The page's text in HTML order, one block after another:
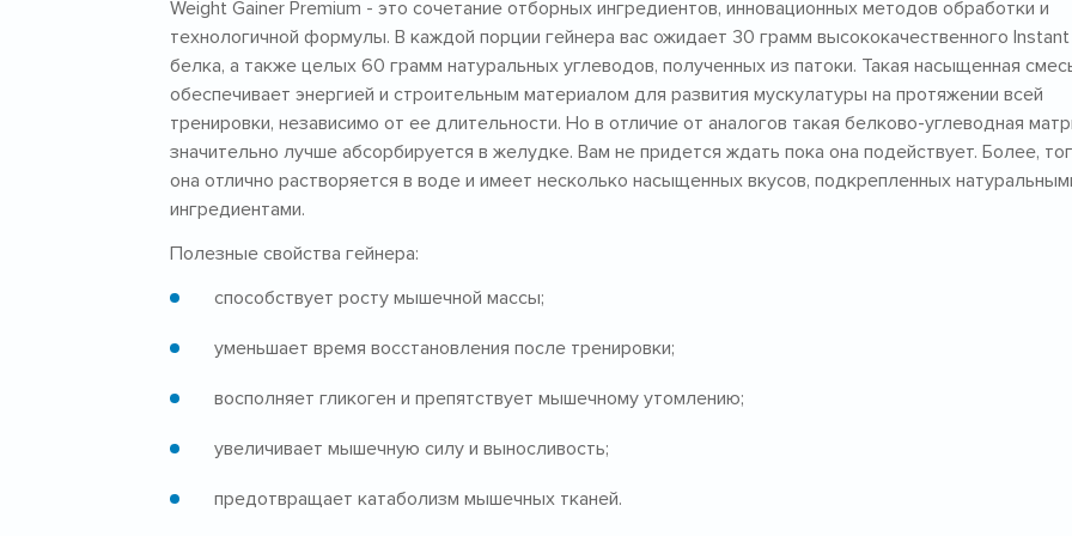
Weight Gainer Premium - это сочетание отборных ингредиентов, инновационных методов обработки и
технологичной формулы. В каждой порции гейнера вас ожидает 30 грамм высококачественного Instant
белка, а также целых 60 грамм натуральных углеводов, полученных из патоки. Такая насыщенная
обеспечивает энергией и строительным материалом для развития мускулатуры на протяжении всей
тренировки, независимо от ее длительности. Но в отличие от аналогов такая белково-углеводная
значительно лучше абсорбируется в желудке. Вам не придется ждать пока она подействует. Более,
она отлично растворяется в воде и имеет несколько насыщенных вкусов, подкрепленных
ингредиентами.
Полезные свойства гейнера:
способствует росту мышечной массы;
уменьшает время восстановления после тренировки;
восполняет гликоген и препятствует мышечному утомлению;
увеличивает мышечную силу и выносливость;
предотвращает катаболизм мышечных тканей.